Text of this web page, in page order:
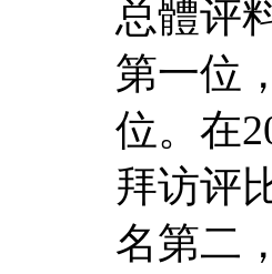
总體评
第一位
位。在
拜访评
名第二